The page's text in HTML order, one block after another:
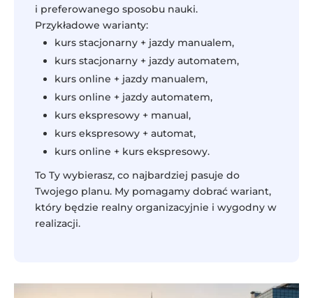
i preferowanego sposobu nauki.
Przykładowe warianty:
kurs stacjonarny + jazdy manualem,
kurs stacjonarny + jazdy automatem,
kurs online + jazdy manualem,
kurs online + jazdy automatem,
kurs ekspresowy + manual,
kurs ekspresowy + automat,
kurs online + kurs ekspresowy.
To Ty wybierasz, co najbardziej pasuje do
Twojego planu. My pomagamy dobrać wariant,
który będzie realny organizacyjnie i wygodny w
realizacji.